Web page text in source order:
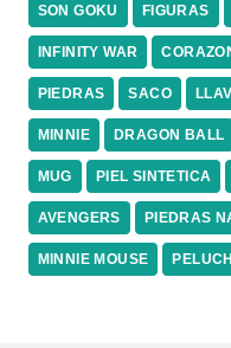
SON GOKU FIGURAS
INFINITY WAR
PIEDRAS SACO
MINNIE DRAGON BALL
MUG PIEL SINTETICA
AVENGERS PIEDRAS
MINNIE MOUSE